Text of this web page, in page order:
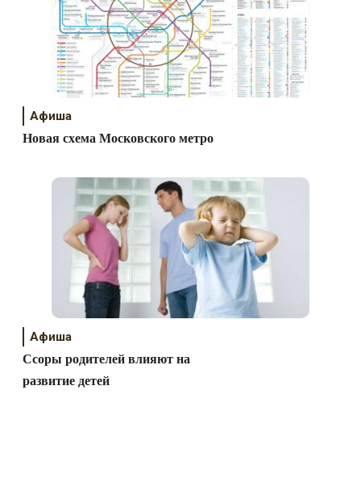
Афиша
Новая схема Московского метро
Афиша
Ссоры родителей влияют на
развитие детей